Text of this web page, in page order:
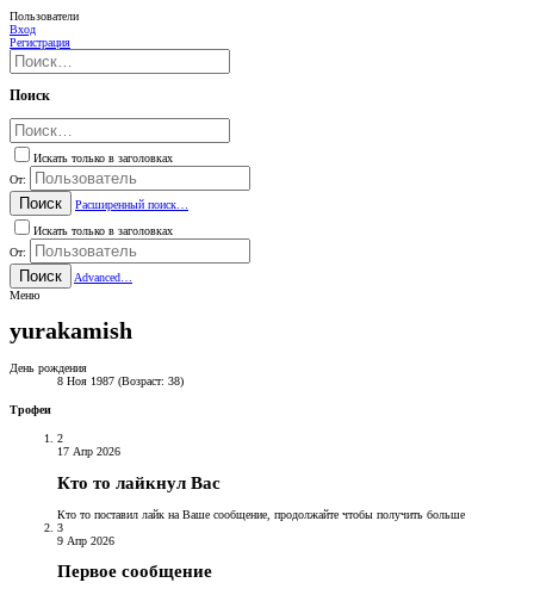
Пользователи
Вход
Регистрация
Поиск
Искать только в заголовках
От:
Поиск
Расширенный поиск…
Искать только в заголовках
От:
Поиск
Advanced…
Меню
yurakamish
День рождения
8 Ноя 1987 (Возраст: 38)
Трофеи
2
17 Апр 2026
Кто то лайкнул Вас
Кто то поставил лайк на Ваше сообщение, продолжайте чтобы получить больше
3
9 Апр 2026
Первое сообщение